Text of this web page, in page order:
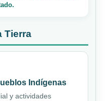
Tierra
Indígenas
y actividades